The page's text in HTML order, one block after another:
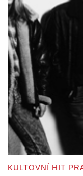
KULTOVNÍ HIT